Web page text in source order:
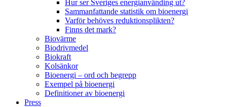
Hur ser Sveriges energianvänding ut?
Sammanfattande statistik om bioenergi
Varför behöves reduktionsplikten?
Finns det mark?
Biovärme
Biodrivmedel
Biokraft
Kolsänkor
Bioenergi – ord och begrepp
Exempel på bioenergi
Definitioner av bioenergi
Press